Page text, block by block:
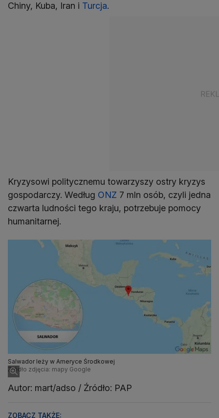
Chiny, Kuba, Iran i Turcja.
Kryzysowi politycznemu towarzyszy ostry kryzys
gospodarczy. Według ONZ 7 mln osób, czyli jedna
czwarta ludności tego kraju, potrzebuje pomocy
humanitarnej.
Salwador leży w Ameryce Środkowej
Źródło zdjęcia: mapy Google
Autor: mart/adso / Źródło: PAP
ZOBACZ TAKŻE: